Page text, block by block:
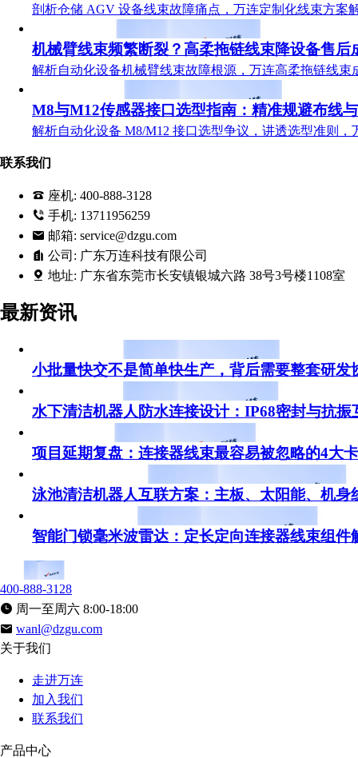
剖析仓储 AGV 设备线束故障痛点，万连定制化线束方案
机械臂线束频繁断裂？高柔拖链线束降设备售后
解析自动化设备机械臂线束故障根源，万连高柔拖链线束
M8与M12传感器接口选型指南：精准规避布线
解析自动化设备 M8/M12 接口选型争议，讲透选型准则
联系我们
座机: 400-888-3128
手机: 13711956259
邮箱: service@dzgu.com
公司: 广东万连科技有限公司
地址: 广东省东莞市长安镇银城六路 38号3号楼1108室
最新资讯
小批量快交不是简单快生产，背后需要整套研发
水下清洁机器人防水连接设计：IP68密封与抗振
项目延期复盘：连接器线束最容易被忽略的4大
泳池清洁机器人互联方案：主板、太阳能、机身
智能门锁毫米波雷达：定长定向连接器线束组件
400-888-3128
周一至周六 8:00-18:00
wanl@dzgu.com
关于我们
走进万连
加入我们
联系我们
产品中心